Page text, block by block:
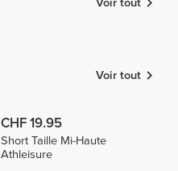
Voir tout
CHF 19.95
Short Taille Mi-Haute
Athleisure